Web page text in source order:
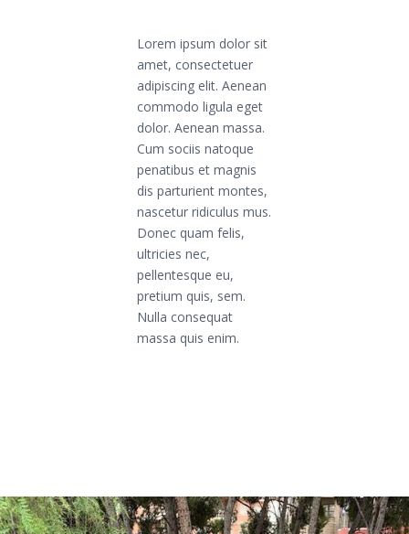
Lorem ipsum dolor sit
amet, consectetuer
adipiscing elit. Aenean
commodo ligula eget
dolor. Aenean massa.
Cum sociis natoque
penatibus et magnis
dis parturient montes,
nascetur ridiculus mus.
Donec quam felis,
ultricies nec,
pellentesque eu,
pretium quis, sem.
Nulla consequat
massa quis enim.